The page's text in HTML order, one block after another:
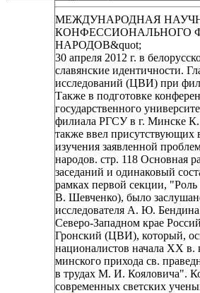
МЕЖДУНАРОДНАЯ
КОНФЕССИОНАЛЬНОГО
НАРОДОВ&quot;
30 апреля 2012 г. в
славянские идентичности.
исследований (ЦВИ) при
Также в подготовке
государственного
филиала РГСУ в г. Минске К.
также ввел присутствующих
изучения заявленной
народов. стр. 118 Основная
заседаний и одинаковый
рамках первой секции, "Роль
В. Шевченко), было
исследователя А. Ю.
Северо-Западном крае
Гронский (ЦВИ), который,
националистов начала XX в.
минского прихода св.
в трудах М. И. Кояловича".
современных светских